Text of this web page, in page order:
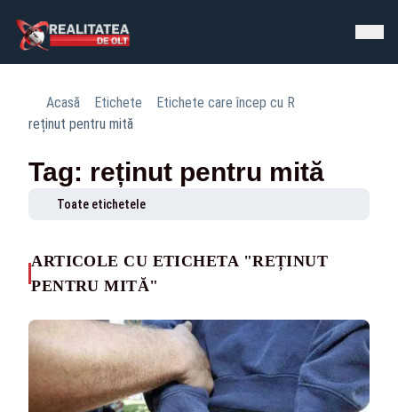
Acasă Etichete
Etichete care încep cu R
reținut pentru mită
Tag: reținut pentru mită
Toate etichetele
ARTICOLE CU ETICHETA "REȚINUT
PENTRU MITĂ"